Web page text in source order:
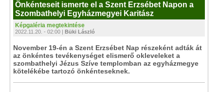
Önkénteseit ismerte el a Szent Erzsébet Napon a
Szombathelyi Egyházmegyei Karitász
Képgaléria megtekintése
2022.11.20. - 02:00 | Büki László
November 19-én a Szent Erzsébet Nap részeként adták át
az önkéntes tevékenységet elismerő okleveleket a
szombathelyi Jézus Szíve templomban az egyházmegye
kötelékébe tartozó önkénteseknek.